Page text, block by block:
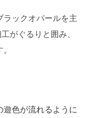
ックオパールを主
がぐるりと囲み、
色が流れるように